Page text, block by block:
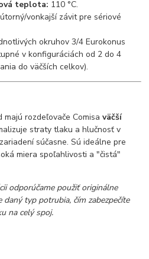
teplota: 110 °C.
vonkajší závit pre sériové
okruhov 3/4 Eurokonus
v konfiguráciách od 2 do 4
do väčších celkov).
majú rozdeľovače Comisaväčší
straty tlaku a hlučnosť v
súčasne. Sú ideálne pre
miera spoľahlivosti a "čistá"
odporúčame použiť originálne
daný typ potrubia, čím zabezpečíte
na celý spoj.